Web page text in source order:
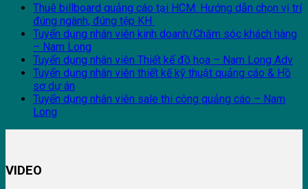
Thuê billboard quảng cáo tại HCM: Hướng dẫn chọn vị trí
đúng ngành, đúng tệp KH
Tuyển dụng nhân viên kinh doanh/Chăm sóc khách hàng
– Nam Long
Tuyển dụng nhân viên Thiết kế đồ họa – Nam Long Adv
Tuyển dụng nhân viên thiết kế kỹ thuật quảng cáo & Hồ
sơ dự án
Tuyển dụng nhân viên sale thi công quảng cáo – Nam
Long
VIDEO